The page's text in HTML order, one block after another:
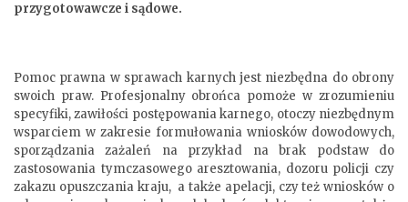
przygotowawcze i sądowe.
Pomoc prawna w sprawach karnych jest niezbędna do obrony
swoich praw. Profesjonalny obrońca pomoże w zrozumieniu
specyfiki, zawiłości postępowania karnego, otoczy niezbędnym
wsparciem w zakresie formułowania wniosków dowodowych,
sporządzania zażaleń na przykład na brak podstaw do
zastosowania tymczasowego aresztowania, dozoru policji czy
zakazu opuszczania kraju, a także apelacji, czy też wniosków o